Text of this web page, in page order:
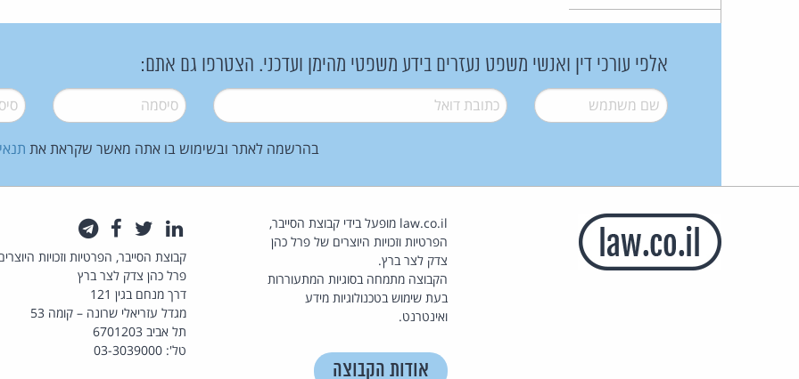
אלפי עורכי דין ואנשי משפט נעזרים בידע משפטי מהימן ועדכני. הצטרפו גם אתם:
שם משתמש* דואל* סיסמה*
בהרשמה לאתר ובשימוש בו אתה מאשר שקראת את
law.co.il מופעל בידי קבוצת הסייבר,
הפרטיות וזכויות היוצרים של פרל כהן
צדק לצר ברץ.
הקבוצה מתמחה בסוגיות המתעוררות
בעת שימוש בטכנולוגיות מידע
ואינטרנט.
אודות הקבוצה
לינקדאין
טוויטרפייסבוק
קבוצת הסייבר, הפרטיות וזכויות
פרל כהן צדק לצר ברץ
דרך מנחם בגין 121
מגדל עזריאלי שרונה – קומה 53
תל אביב 6701203
טל': 03-3039000